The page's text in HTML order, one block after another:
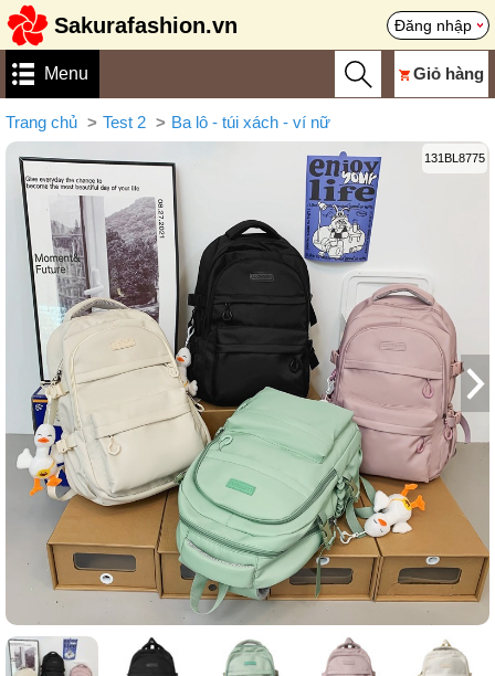
Sakurafashion.vn Đăng nhập
Menu Giỏ hàng
Trang chủ Test 2 Ba lô - túi xách - ví nữ
131BL8775